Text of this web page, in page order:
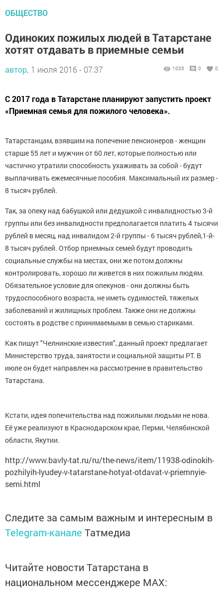
ОБЩЕСТВО
Одиноких пожилых людей в Татарстане
хотят отдавать в приемные семьи
автор, 1 июля 2016 - 07:37 1035 0 0
С 2017 года в Татарстане планируют запустить проект
«Приемная семья для пожилого человека».
Татарстанцам, взявшим на попечение пенсионеров - женщин
старше 55 лет и мужчин от 60 лет, которые полностью или
частично утратили способность ухаживать за собой - будут
выплачивать ежемесячные пособия. Максимальный их размер -
8 тысяч рублей.
Так, за опеку над бабушкой или дедушкой с инвалидностью 3-й
группы или без инвалидности предполагается платить 4 тысячи
рублей в месяц, над инвалидом 2-й группы - 6 тысяч рублей,1-й-
8 тысяч рублей. Отбор приемных семей будут проводить
социальные службы на местах, они же потом должны
контролировать, хорошо ли живется в них пожилым людям.
Обязательное условие для опекунов - они должны быть
трудоспособного возраста, не иметь судимостей, тяжелых
заболеваний и жилищных проблем. Также они не должны
состоять в родстве с принимаемыми в семью стариками.
Как пишут "Челнинские известия", данный проект предлагает
Министерство труда, занятости и социальной защиты РТ. В
июле он будет направлен на рассмотрение в правительство
Татарстана.
Кстати, идея попечительства над пожилыми людьми не нова.
Её уже реализуют в Краснодарском крае, Перми, Челябинской
области, Якутии.
http://www.bavly-tat.ru/ru/the-news/item/11938-odinokih-
pozhilyih-lyudey-v-tatarstane-hotyat-otdavat-v-priemnyie-
semi.html
Следите за самым важным и интересным в
Telegram-канале Татмедиа
Читайте новости Татарстана в
национальном мессенджере MАХ: